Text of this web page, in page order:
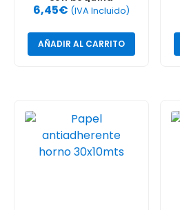
6,45€ (IVA Incluido)
AÑADIR AL CARRITO